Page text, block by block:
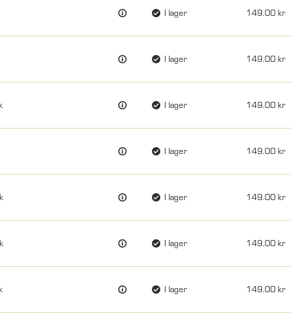
I lager 149.00
I lager 149.00
I lager 149.00
I lager 149.00
I lager 149.00
I lager 149.00
I lager 149.00